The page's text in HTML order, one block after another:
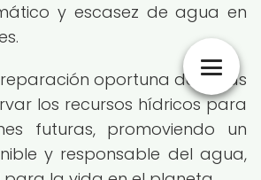
y escasez de agua en
oportuna de fugas
los recursos hídricos para
futuras, promoviendo un
y responsable del agua,